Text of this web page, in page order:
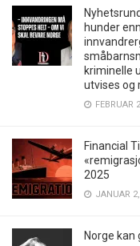
hunder
kriminelle
utvises og
FEBRUAR
Financial
2025
JANUAR
Norge kan